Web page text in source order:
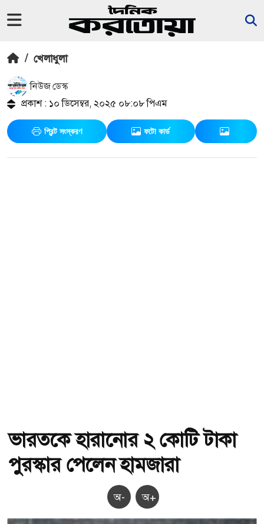
/ খেলাধুলা
নিউজ ডেস্ক
প্রকাশ : ১০ ডিসেম্বর, ২০২৫ ০৮:০৮ পিএম
প্রিন্ট সংস্করণ ফটো কার্ড
ভারতকে হারানোর ২ কোটি টাকা
পুরস্কার পেলেন হামজারা
অ- অ+